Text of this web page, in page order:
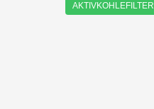
AKTIVKOHLEFILTER